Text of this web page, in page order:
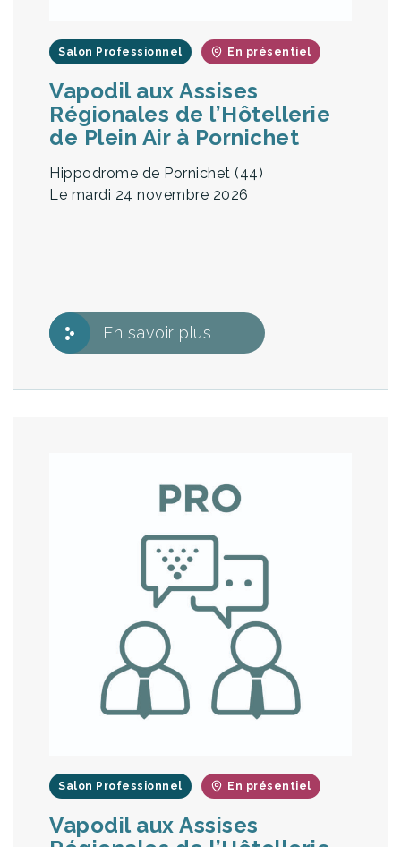
Salon Professionnel En présentiel
Vapodil aux Assises
Régionales de l’Hôtellerie
de Plein Air à Pornichet
Hippodrome de Pornichet (44)
Le mardi 24 novembre 2026
En savoir plus
Salon Professionnel En présentiel
Vapodil aux Assises